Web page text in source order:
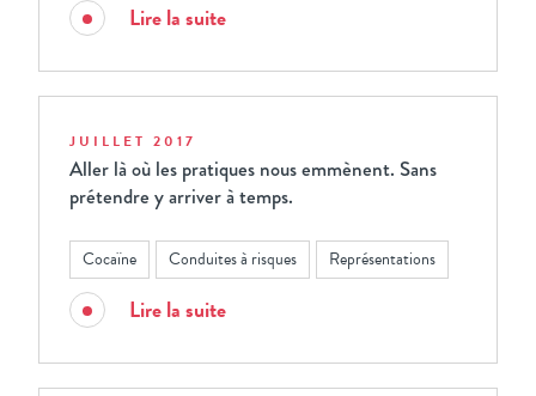
Lire la suite
JUILLET 2017
Aller là où les pratiques nous emmènent. Sans
prétendre y arriver à temps.
Cocaïne Conduites à risques Représentations
Lire la suite